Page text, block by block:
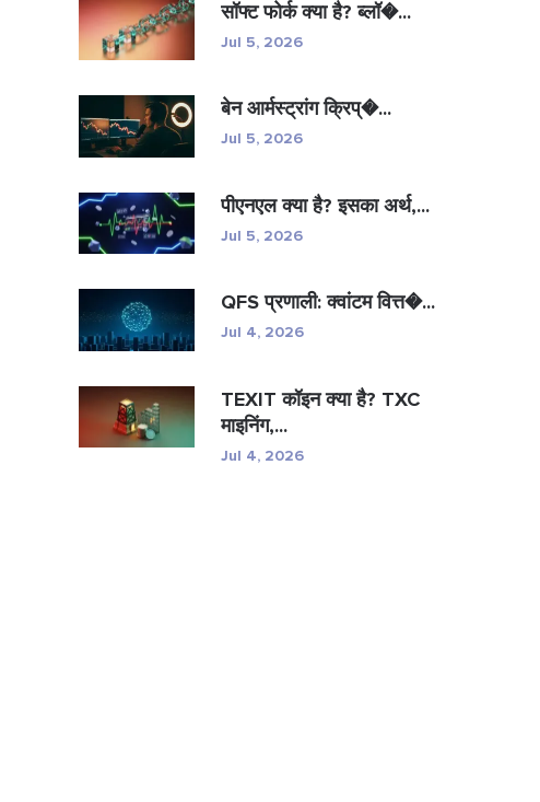
सॉफ्ट फोर्क क्या है? ब्लॉ�...
Jul 5, 2026
बेन आर्मस्ट्रांग क्रिप्�...
Jul 5, 2026
पीएनएल क्या है? इसका अर्थ,...
Jul 5, 2026
QFS प्रणाली: क्वांटम वित्त�...
Jul 4, 2026
TEXIT कॉइन क्या है? TXC
माइनिंग,...
Jul 4, 2026